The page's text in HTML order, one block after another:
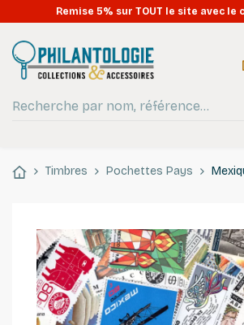
Remise 5% sur TOUT le site avec le
Timbres Pochettes Pays Mexique 50